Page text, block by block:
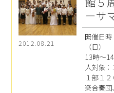
2012.08.21
ーサ
開催日
（日
13時
人対象
１部１
楽合奏団